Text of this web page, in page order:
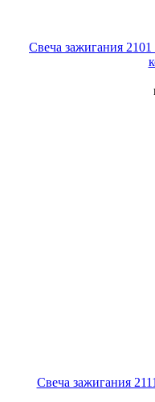
Свеча зажигания
Свеча зажигания